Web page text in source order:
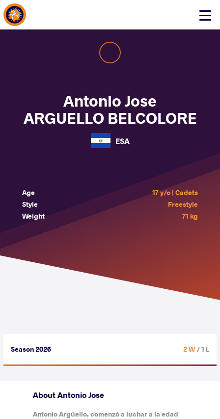
Click
About Events
Antonio Jose
ARGUELLO BELCOLORE
ESA
Age
17 y/o | Cadets
Style
Freestyle
Weight
71 kg
Season 2026 2 W/ 1 L
About Antonio Jose
Antonio Argüello, comenzó a luchar a la edad